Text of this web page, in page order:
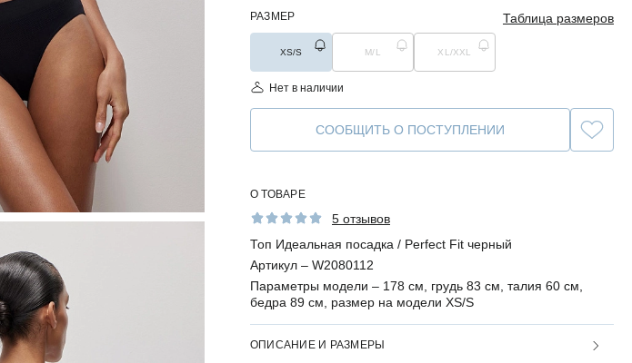
РАЗМЕР Таблица размеров
XS/S M/L XL/XXL
Нет в наличии
СООБЩИТЬ О ПОСТУПЛЕНИИ
О ТОВАРЕ
5 отзывов
Топ Идеальная посадка / Perfect Fit черный
Артикул – W2080112
Параметры модели – 178 см, грудь 83 см, талия 60 см,
бедра 89 см, размер на модели XS/S
ОПИСАНИЕ И РАЗМЕРЫ